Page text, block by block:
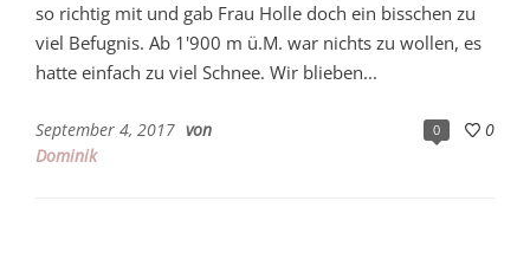
so richtig mit und gab Frau Holle doch ein bisschen zu
viel Befugnis. Ab 1'900 m ü.M. war nichts zu wollen, es
hatte einfach zu viel Schnee. Wir blieben...
0 0
September 4, 2017 von
Dominik